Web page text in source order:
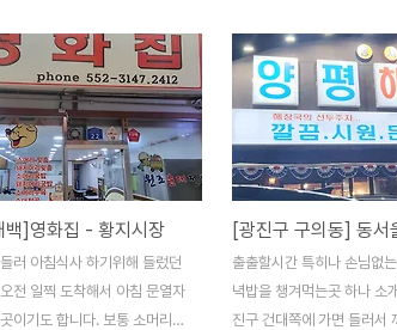
백]영화집 - 황지시장
러 아침식사 하기위해 들렀던
전 일찍 도착해서 아침 문열자
이기도 합니다. 보통 소머리국
[광진구 구의동] 동서
출출할시간 특히나 손님없
녁밥을 챙겨먹는곳 하나 소
진구 건대쪽에 가면 들러서